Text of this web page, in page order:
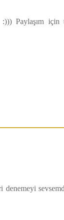
Paylaşım için
denemeyi